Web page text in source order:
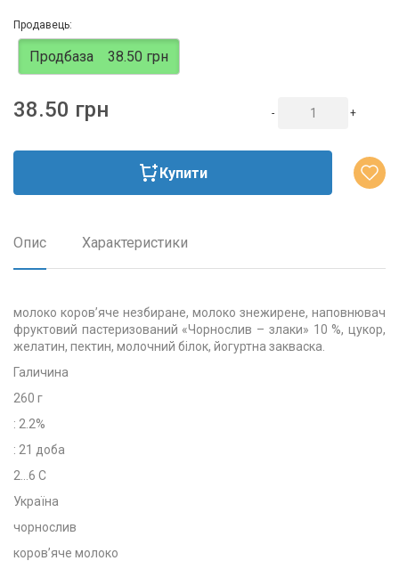
Продавець:
Продбаза 38.50 грн
38.50 грн - +
Купити
Опис Характеристики
молоко коров’яче незбиране, молоко знежирене, наповнювач
фруктовий пастеризований «Чорнослив – злаки» 10 %, цукор,
желатин, пектин, молочний білок, йогуртна закваска.
Галичина
260 г
: 2.2%
: 21 доба
2...6 C
Україна
чорнослив
коров’яче молоко